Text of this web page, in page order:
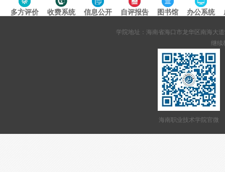
多方评价 收费系统 信息公开 自评报告 图书馆 办公系统
学院地址：海南省海口市龙华区南海大道
继续
海南职业技术学院官微